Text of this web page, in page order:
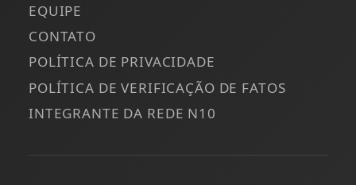
EQUIPE
CONTATO
POLÍTICA DE PRIVACIDADE
POLÍTICA DE VERIFICAÇÃO DE FATOS
INTEGRANTE DA REDE N10